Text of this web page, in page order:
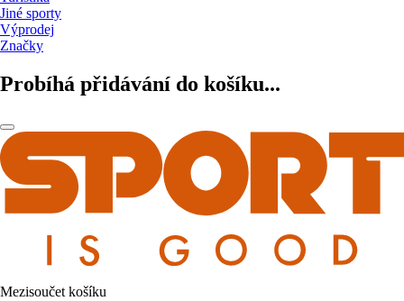
Jiné sporty
Výprodej
Značky
Probíhá přidávání do košíku...
Mezisoučet košíku